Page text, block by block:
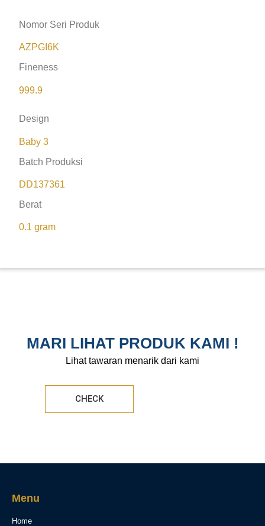
Nomor Seri Produk
AZPGI6K
Fineness
999.9
Design
Baby 3
Batch Produksi
DD137361
Berat
0.1 gram
MARI LIHAT PRODUK KAMI !
Lihat tawaran menarik dari kami
CHECK
Menu
Home